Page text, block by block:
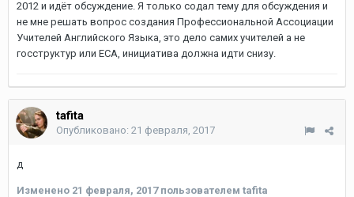
2012 и идёт обсуждение. Я только содал тему для обсуждения и
не мне решать вопрос создания Профессиональной Ассоциации
Учителей Английского Языка, это дело самих учителей а не
госструктур или ECA, инициатива должна идти снизу.
tafita
Опубликовано: 21 февраля, 2017
д
Изменено 21 февраля, 2017пользователем tafita